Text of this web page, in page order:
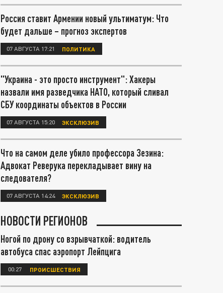
Россия ставит Армении новый ультиматум: Что
будет дальше – прогноз экспертов
07 АВГУСТА 17:21 ПОЛИТИКА
"Украина - это просто инструмент": Хакеры
назвали имя разведчика НАТО, который сливал
СБУ координаты объектов в России
07 АВГУСТА 15:20 ЭКСКЛЮЗИВ
Что на самом деле убило профессора Зезина:
Адвокат Реверука перекладывает вину на
следователя?
07 АВГУСТА 14:24 ЭКСКЛЮЗИВ
НОВОСТИ РЕГИОНОВ
Ногой по дрону со взрывчаткой: водитель
автобуса спас аэропорт Лейпцига
00:27 ПРОИСШЕСТВИЯ